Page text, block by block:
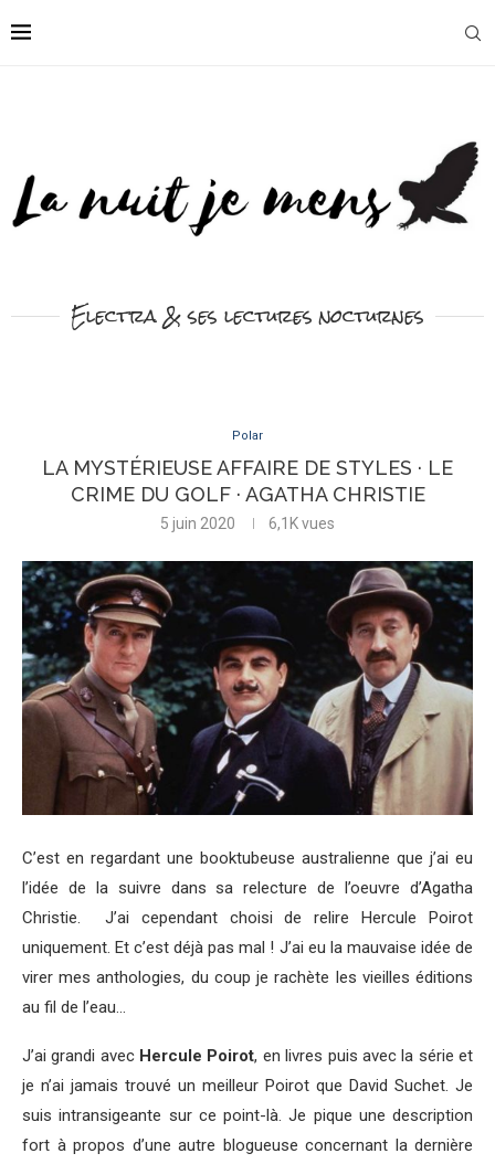
Electra & ses lectures nocturnes
Polar
LA MYSTÉRIEUSE AFFAIRE DE STYLES · LE
CRIME DU GOLF · AGATHA CHRISTIE
5 juin 2020 6,1Kvues
C’est en regardant une booktubeuse australienne que j’ai eu
l’idée de la suivre dans sa relecture de l’oeuvre d’Agatha
Christie. J’ai cependant choisi de relire Hercule Poirot
uniquement. Et c’est déjà pas mal ! J’ai eu la mauvaise idée de
virer mes anthologies, du coup je rachète les vieilles éditions
au fil de l’eau…
J’ai grandi avec Hercule Poirot, en livres puis avec la série et
je n’ai jamais trouvé un meilleur Poirot que David Suchet. Je
suis intransigeante sur ce point-là. Je pique une description
fort à propos d’une autre blogueuse concernant la dernière